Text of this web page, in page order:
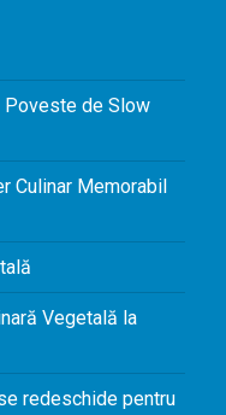
Poveste de Slow
Culinar Memorabil
Vegetală la
redeschide pentru